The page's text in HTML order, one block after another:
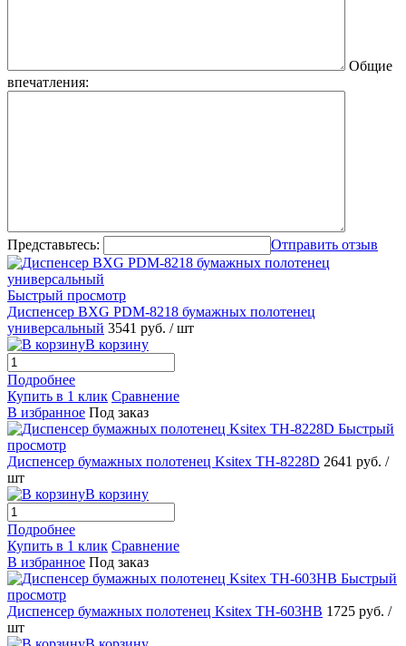
Общие
впечатления:
Представьтесь: Отправить отзыв
Быстрый просмотр
Диспенсер BXG PDM-8218 бумажных полотенец
универсальный 3541 руб. / шт
В корзину
Подробнее
Купить в 1 клик Сравнение
В избранное Под заказ
Быстрый
просмотр
Диспенсер бумажных полотенец Ksitex TH-8228D 2641 руб. /
шт
В корзину
Подробнее
Купить в 1 клик Сравнение
В избранное Под заказ
Быстрый
просмотр
Диспенсер бумажных полотенец Ksitex TH-603HB 1725 руб. /
шт